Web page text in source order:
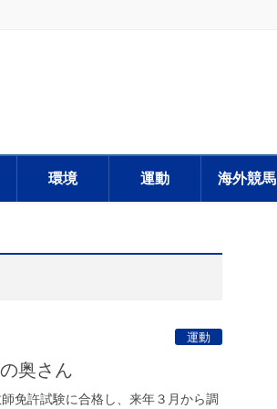
環境 運動 海外競馬
運動
奥さん
免許試験に合格し、来年３月から調